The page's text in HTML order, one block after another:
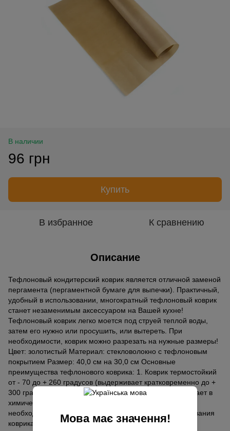
В наличии
96 грн
Купить
В избранное К сравнению
Описание
Тефлоновый кондитерский коврик является отличной заменой
пергамента (пергаментной бумаге для выпечки). Практичный,
удобный в использовании, многократный тефлоновый коврик
станет незаменимым аксессуаром на Вашей кухне!
Тефлоновый коврик легко моется под струей теплой воды,
затем его нужно или просушить, или вытереть. При
необходимости, коврик можно разрезать на нужные размеры!
Цвет: золотистый Материал: стекловолокно с тефлоновым
покрытием Размер: 40,0 см на 30,0 см Основные
преимущества тефлонового коврика: 1. Коврик термостойкий
от - 70 до + 260 градусов (выдерживает кратковременно до +
300 градусов). 2. Материал коврика инертен и не вступает в
химические реакции с продуктами питания. 3. Нет
необходимости использовать жиры и масла для смазывания
коврика. 4. Выпечка не прилипает но не пригорает,
Мова має значення!